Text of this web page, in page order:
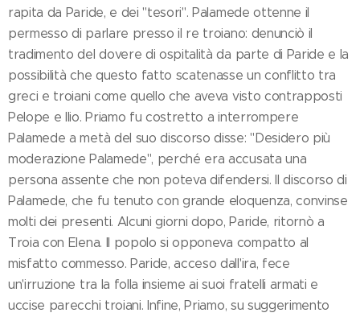
rapita da Paride, e dei "tesori". Palamede ottenne il
permesso di parlare presso il re troiano: denunciò il
tradimento del dovere di ospitalità da parte di Paride e la
possibilità che questo fatto scatenasse un conflitto tra
greci e troiani come quello che aveva visto contrapposti
Pelope e Ilio. Priamo fu costretto a interrompere
Palamede a metà del suo discorso disse: "Desidero più
moderazione Palamede", perché era accusata una
persona assente che non poteva difendersi. Il discorso di
Palamede, che fu tenuto con grande eloquenza, convinse
molti dei presenti. Alcuni giorni dopo, Paride, ritornò a
Troia con Elena. Il popolo si opponeva compatto al
misfatto commesso. Paride, acceso dall'ira, fece
un'irruzione tra la folla insieme ai suoi fratelli armati e
uccise parecchi troiani. Infine, Priamo, su suggerimento